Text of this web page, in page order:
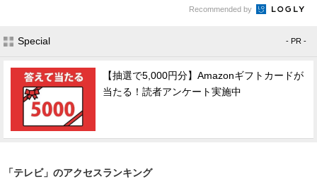
Recommended by
Special - PR -
【抽選で5,000円分】Amazonギフトカードが
当たる！読者アンケート実施中
「テレビ」のアクセスランキング